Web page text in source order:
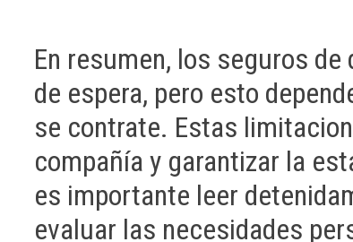
En resumen, los seguros
de espera, pero esto
se contrate. Estas
compañía y garantizar la
es importante leer
evaluar las necesidades